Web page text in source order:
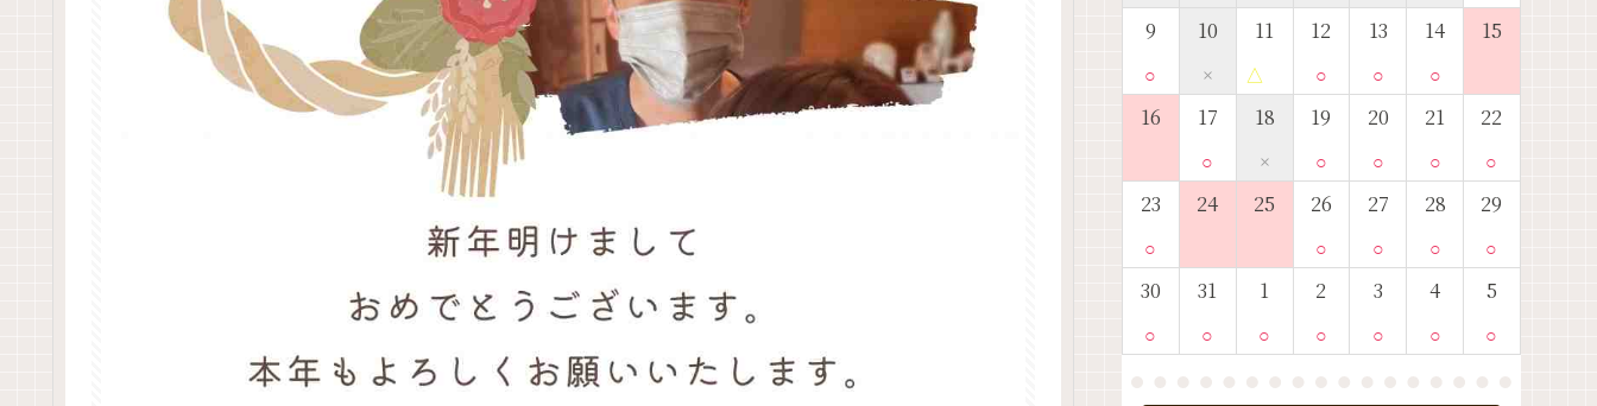
9
○
10
×
11
△
12
○
13
○
14
○
15
16 17
○
18
×
19
○
20
○
21
○
22
○
23
○
24 25 26
○
27
○
28
○
29
○
30
○
31
○
1
○
2
○
3
○
4
○
5
○